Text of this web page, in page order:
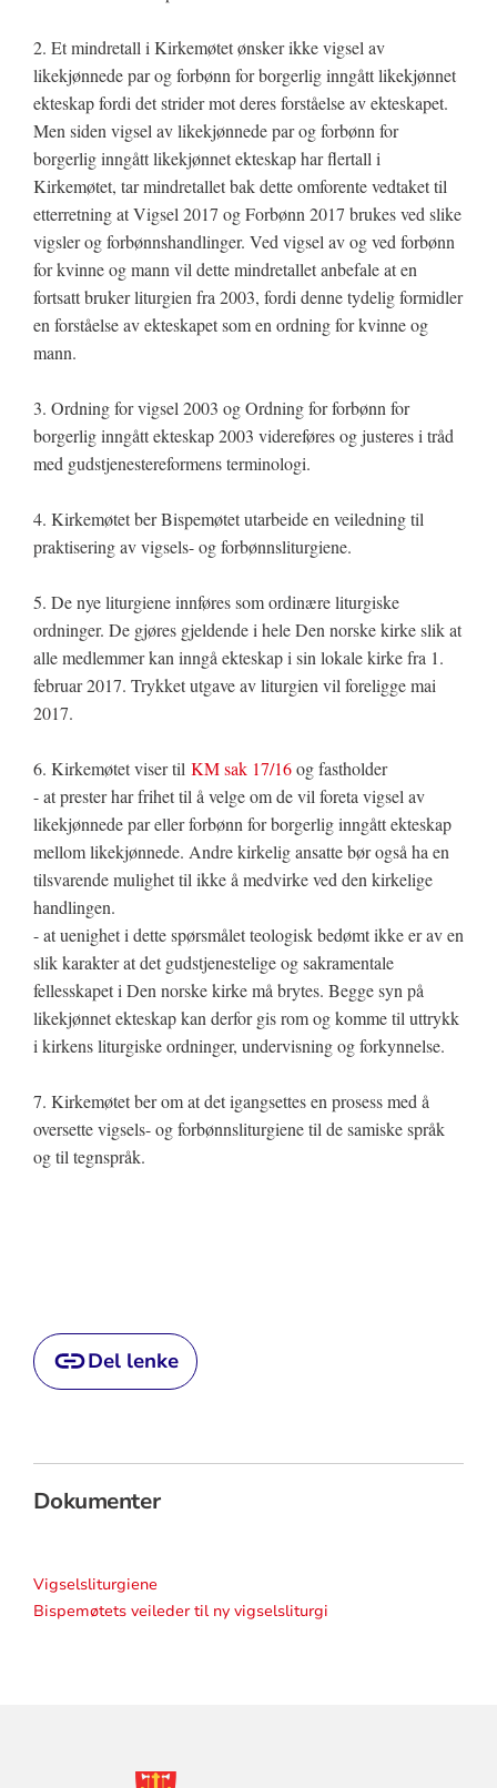
2. Et mindretall i Kirkemøtet ønsker ikke vigsel av
likekjønnede par og forbønn for borgerlig inngått likekjønnet
ekteskap fordi det strider mot deres forståelse av ekteskapet.
Men siden vigsel av likekjønnede par og forbønn for
borgerlig inngått likekjønnet ekteskap har flertall i
Kirkemøtet, tar mindretallet bak dette omforente vedtaket til
etterretning at Vigsel 2017 og Forbønn 2017 brukes ved slike
vigsler og forbønnshandlinger. Ved vigsel av og ved forbønn
for kvinne og mann vil dette mindretallet anbefale at en
fortsatt bruker liturgien fra 2003, fordi denne tydelig formidler
en forståelse av ekteskapet som en ordning for kvinne og
mann.
3. Ordning for vigsel 2003 og Ordning for forbønn for
borgerlig inngått ekteskap 2003 videreføres og justeres i tråd
med gudstjenestereformens terminologi.
4. Kirkemøtet ber Bispemøtet utarbeide en veiledning til
praktisering av vigsels- og forbønnsliturgiene.
5. De nye liturgiene innføres som ordinære liturgiske
ordninger. De gjøres gjeldende i hele Den norske kirke slik at
alle medlemmer kan inngå ekteskap i sin lokale kirke fra 1.
februar 2017. Trykket utgave av liturgien vil foreligge mai
2017.
6. Kirkemøtet viser til KM sak 17/16og fastholder
- at prester har frihet til å velge om de vil foreta vigsel av
likekjønnede par eller forbønn for borgerlig inngått ekteskap
mellom likekjønnede. Andre kirkelig ansatte bør også ha en
tilsvarende mulighet til ikke å medvirke ved den kirkelige
handlingen.
- at uenighet i dette spørsmålet teologisk bedømt ikke er av en
slik karakter at det gudstjenestelige og sakramentale
fellesskapet i Den norske kirke må brytes. Begge syn på
likekjønnet ekteskap kan derfor gis rom og komme til uttrykk
i kirkens liturgiske ordninger, undervisning og forkynnelse.
7. Kirkemøtet ber om at det igangsettes en prosess med å
oversette vigsels- og forbønnsliturgiene til de samiske språk
og til tegnspråk.
Del lenke
Dokumenter
Vigselsliturgiene
Bispemøtets veileder til ny vigselsliturgi